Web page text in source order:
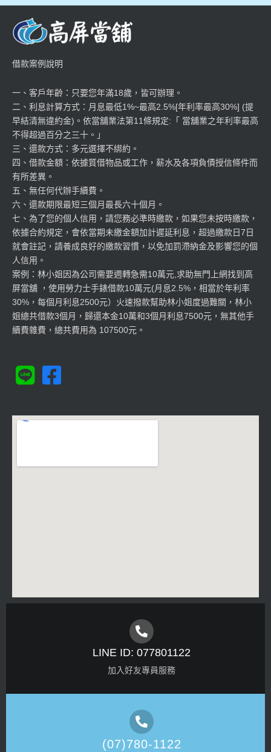
借款案例說明
一、客戶年齡：只要您年滿18歲，皆可辦理。
二、利息計算方式：月息最低1%~最高2.5%[年利率最高30%] (提
早結清無違約金)。依當舖業法第11條規定:「 當舖業之年利率最高
不得超過百分之三十。」
三、還款方式：多元選擇不綁約。
四、借款金額：依據質借物品或工作，薪水及各項負債授信條件而
有所差異。
五、無任何代辦手續費。
六、還款期限最短三個月最長六十個月。
七、為了您的個人信用，請您務必準時繳款，如果您未按時繳款，
依據合約規定，會依當期未繳金額加計遲延利息，超過繳款日7日
就會註記，請養成良好的繳款習慣，以免加罰滯納金及影響您的個
人信用。
案例：林小姐因為公司需要週轉急需10萬元,求助無門上網找到高
屏當舖 ，使用勞力士手錶借款10萬元(月息2.5%，相當於年利率
30%，每個月利息2500元）火速撥款幫助林小姐度過難關，林小
姐總共借款3個月，歸還本金10萬和3個月利息7500元，無其他手
續費雜費，總共費用為 107500元。
LINE ID: 077801122
加入好友專員服務
(07)780-1122